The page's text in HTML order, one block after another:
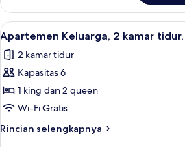
Apartemen
Standar,
1
kamar
tidur
Lihat
semua
foto
untuk
Apartemen
Keluarga,
2
kamar
16
Apartemen Keluarga, 2 kamar
2 kamar tidur
Kapasitas 6
1 king dan 2 queen
Wi-Fi Gratis
Rincian selengkapnya
Rincian